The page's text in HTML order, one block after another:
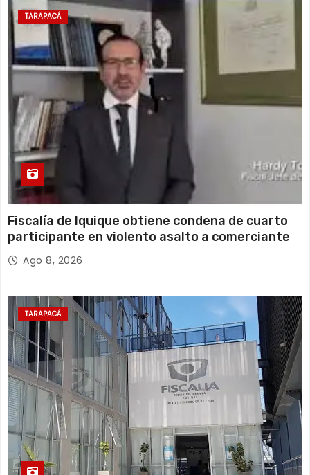
14 de agosto
Viernes 21°C
15 de agosto
Sábado 19°C
TARAPACÁ
Fiscalía de Iquique obtiene condena de cuarto
participante en violento asalto a comerciante
Ago 8, 2026
TARAPACÁ